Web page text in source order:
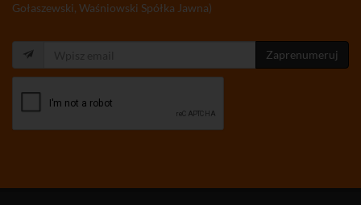
Gołaszewski, Waśniowski Spółka Jawna)
Zaprenumeruj